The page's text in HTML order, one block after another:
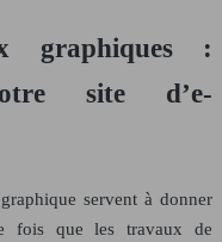
graphiques :
site d’e-
servent à donner
fois que les travaux de